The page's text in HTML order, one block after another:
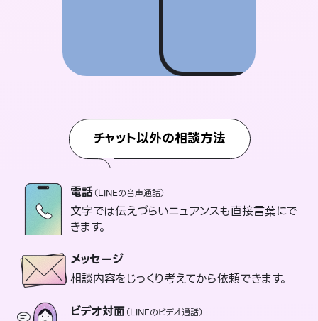
チャット以外の相談方法
電話（LINEの音声通話）
文字では伝えづらいニュアンスも直接言葉にで
きます。
メッセージ
相談内容をじっくり考えてから依頼できます。
ビデオ対面（LINEのビデオ通話）